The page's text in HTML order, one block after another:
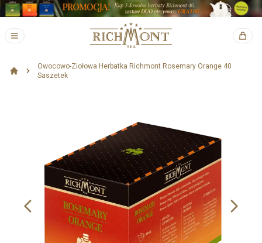
Owocowo-Ziołowa Herbatka Richmont Rosemary Orange 40
Saszetek